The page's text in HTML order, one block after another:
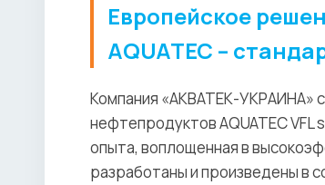
Европейское
AQUATEC –
Компания «АКВАТЕК-УКРАИНА»
нефтепродуктов AQUATEC
опыта, воплощенная в
разработаны и произведены в